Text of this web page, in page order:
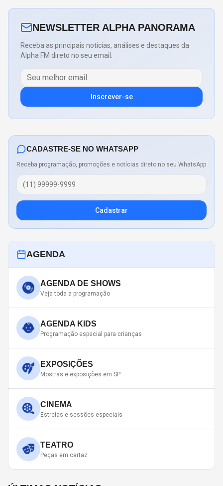
NEWSLETTER ALPHA PANORAMA
Receba as principais notícias, análises e destaques da
Alpha FM direto no seu email.
Inscrever-se
CADASTRE-SE NO WHATSAPP
Receba programação, promoções e notícias direto no seu WhatsApp
Cadastrar
AGENDA
AGENDA DE SHOWS
Veja toda a programação
AGENDA KIDS
Programação especial para crianças
EXPOSIÇÕES
Mostras e exposições em SP
CINEMA
Estreias e sessões especiais
TEATRO
Peças em cartaz